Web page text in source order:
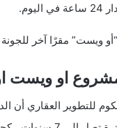
ويست” مقرًا آخر
او ويست
العقاري أن الدفعة الأولى للوحدة